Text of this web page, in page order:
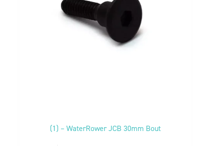
(1) – WaterRower JCB 30mm Bout